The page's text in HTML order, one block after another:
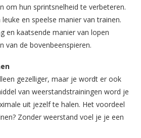
om hun sprintsnelheid te verbeteren.
en speelse manier van trainen.
en kaatsende manier van lopen
van de bovenbeenspieren.
gezelliger, maar je wordt er ook
van weerstandstrainingen word je
uit jezelf te halen. Het voordeel
Zonder weerstand voel je je een